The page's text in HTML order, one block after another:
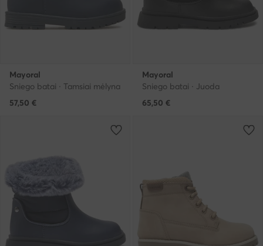
Mayoral
Sniego batai · Tamsiai mėlyna
57,50 €
Mayoral
Sniego batai · Juoda
65,50 €